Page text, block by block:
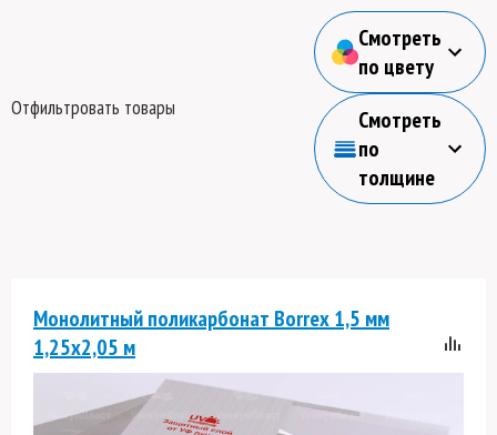
Отфильтровать товары
Смотреть
по цвету
Смотреть
по
толщине
Монолитный поликарбонат Borrex 1,5 мм
1,25х2,05 м